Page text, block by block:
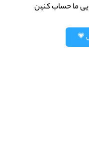
ما حساب کنین
💗